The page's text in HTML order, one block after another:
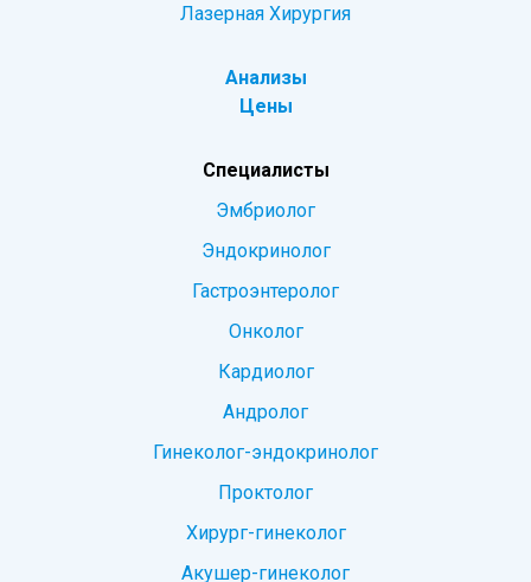
Лазерная Хирургия
Анализы
Цены
Специалисты
Эмбриолог
Эндокринолог
Гастроэнтеролог
Онколог
Кардиолог
Андролог
Гинеколог-эндокринолог
Проктолог
Хирург-гинеколог
Акушер-гинеколог